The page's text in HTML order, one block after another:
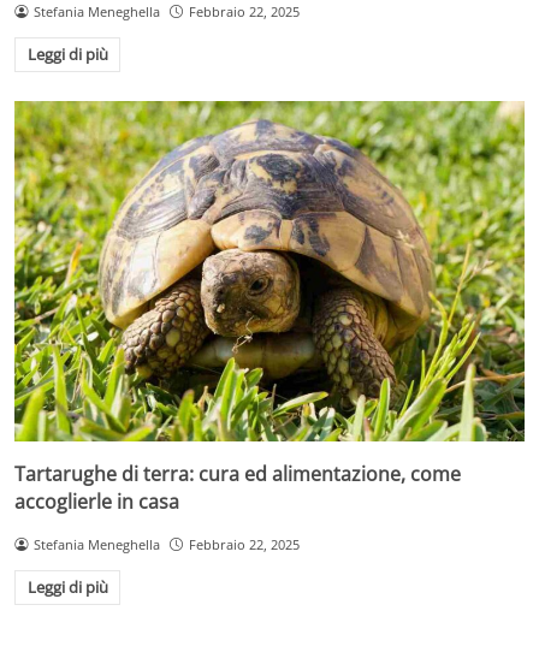
Stefania Meneghella Febbraio 22, 2025
Leggi di più
Tartarughe di terra: cura ed alimentazione, come
accoglierle in casa
Stefania Meneghella Febbraio 22, 2025
Leggi di più